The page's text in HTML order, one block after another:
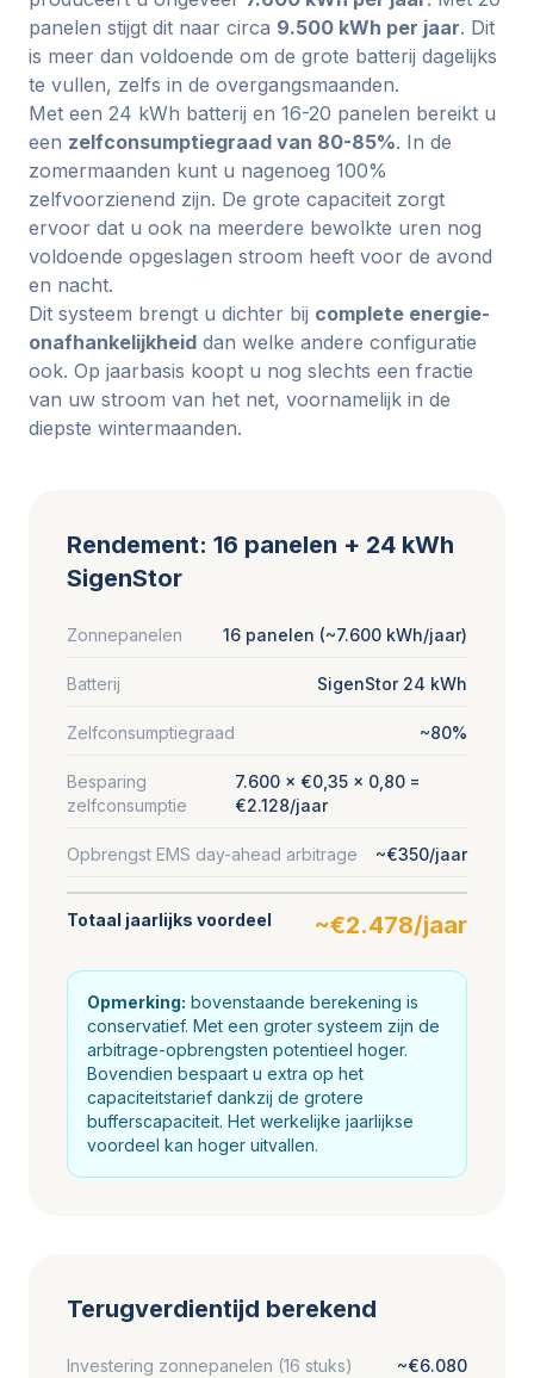
panelen stijgt dit naar circa 9.500 kWh per jaar. Dit
is meer dan voldoende om de grote batterij dagelijks
te vullen, zelfs in de overgangsmaanden.
Met een 24 kWh batterij en 16-20 panelen bereikt u
een zelfconsumptiegraad van 80-85%. In de
zomermaanden kunt u nagenoeg 100%
zelfvoorzienend zijn. De grote capaciteit zorgt
ervoor dat u ook na meerdere bewolkte uren nog
voldoende opgeslagen stroom heeft voor de avond
en nacht.
Dit systeem brengt u dichter bij complete energie-
onafhankelijkheid dan welke andere configuratie
ook. Op jaarbasis koopt u nog slechts een fractie
van uw stroom van het net, voornamelijk in de
diepste wintermaanden.
Rendement: 16 panelen + 24 kWh
SigenStor
Zonnepanelen 16 panelen (~7.600 kWh/jaar)
Batterij SigenStor 24 kWh
Zelfconsumptiegraad ~80%
Besparing
zelfconsumptie
7.600 × €0,35 × 0,80 =
€2.128/jaar
Opbrengst EMS day-ahead arbitrage ~€350/jaar
Totaal jaarlijks voordeel ~€2.478/jaar
Opmerking: bovenstaande berekening is
conservatief. Met een groter systeem zijn de
arbitrage-opbrengsten potentieel hoger.
Bovendien bespaart u extra op het
capaciteitstarief dankzij de grotere
bufferscapaciteit. Het werkelijke jaarlijkse
voordeel kan hoger uitvallen.
Terugverdientijd berekend
Investering zonnepanelen (16 stuks) ~€6.080